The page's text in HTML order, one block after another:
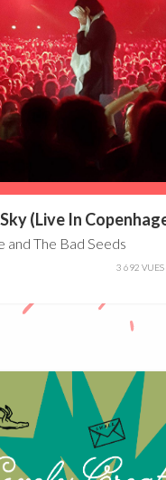
(Live In
and The Bad Seeds
3 692 VUES